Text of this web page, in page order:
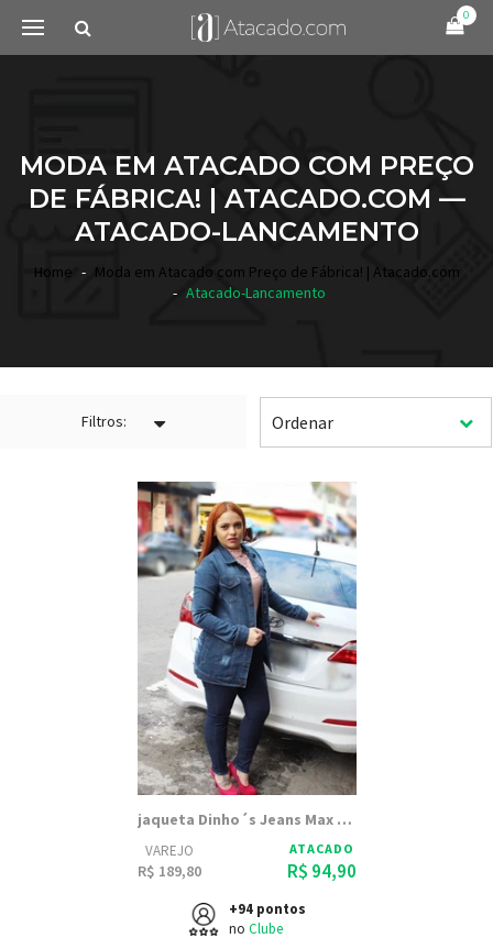
0
MODA EM ATACADO COM PREÇO
DE FÁBRICA! | ATACADO.COM —
ATACADO-LANCAMENTO
Home
Moda em Atacado com Preço de Fábrica! | Atacado.com
Atacado-Lancamento
Filtros:
jaqueta Dinho´s Jeans Max Patria
VAREJO
R$ 189,80
ATACADO
R$ 94,90
+94 pontos
no Clube